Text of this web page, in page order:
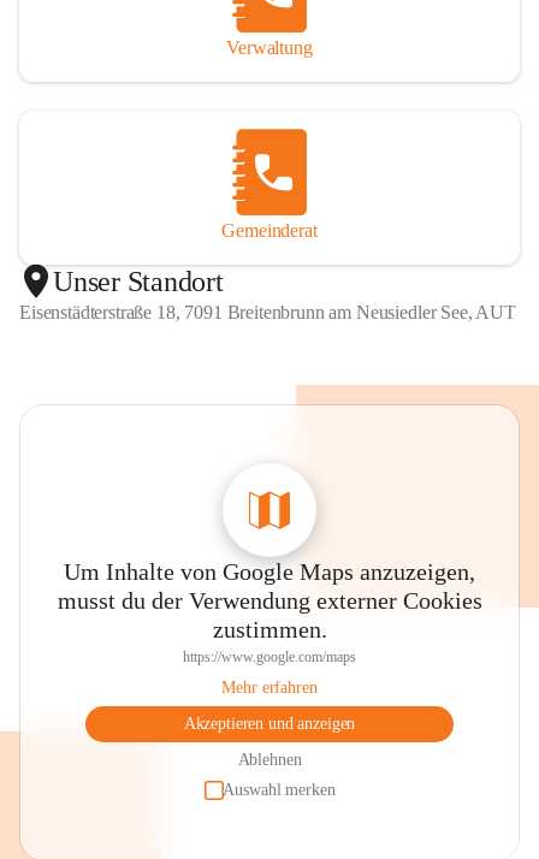
Verwaltung
Gemeinderat
Unser Standort
Eisenstädterstraße 18, 7091 Breitenbrunn am Neusiedler See, AUT
Um Inhalte von Google Maps anzuzeigen,
musst du der Verwendung externer Cookies
zustimmen.
https://www.google.com/maps
Mehr erfahren
Akzeptieren und anzeigen
Ablehnen
Auswahl merken